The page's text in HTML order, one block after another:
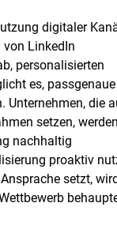
digitaler
von LinkedIn
personalisierten
es, passgenaue
Unternehmen, die
setzen,
nachhaltig
proaktiv
setzt,